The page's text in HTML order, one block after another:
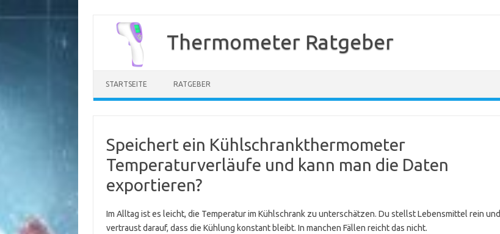
springen
Thermometer Ratgeber
STARTSEITE RATGEBER
Speichert ein Kühlschrankthermometer
Temperaturverläufe und kann man die Daten
exportieren?
Im Alltag ist es leicht, die Temperatur im Kühlschrank zu unterschätzen. Du stellst Lebensmittel rein und
vertraust darauf, dass die Kühlung konstant bleibt. In manchen Fällen reicht das nicht.